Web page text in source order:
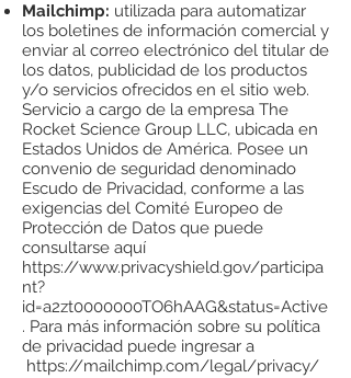
Mailchimp: utilizada para automatizar
los boletines de información comercial y
enviar al correo electrónico del titular de
los datos, publicidad de los productos
y/o servicios ofrecidos en el sitio web.
Servicio a cargo de la empresa The
Rocket Science Group LLC, ubicada en
Estados Unidos de América. Posee un
convenio de seguridad denominado
Escudo de Privacidad, conforme a las
exigencias del Comité Europeo de
Protección de Datos que puede
consultarse aquí
https://www.privacyshield.gov/participa
nt?
id=a2zt0000000TO6hAAG&status=Active
. Para más información sobre su política
de privacidad puede ingresar a
https://mailchimp.com/legal/privacy/